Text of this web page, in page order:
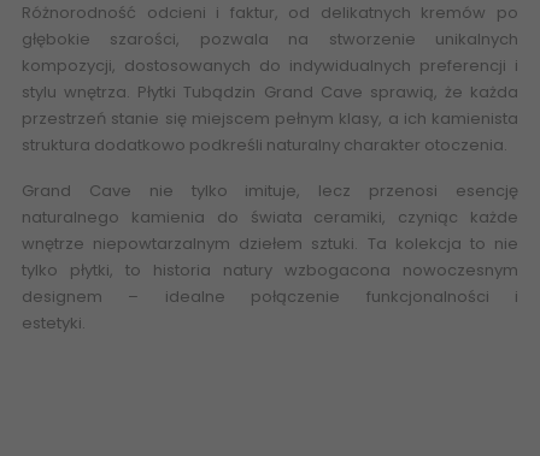
Różnorodność odcieni i faktur, od delikatnych kremów po
głębokie szarości, pozwala na stworzenie unikalnych
kompozycji, dostosowanych do indywidualnych preferencji i
stylu wnętrza. Płytki Tubądzin Grand Cave sprawią, że każda
przestrzeń stanie się miejscem pełnym klasy, a ich kamienista
struktura dodatkowo podkreśli naturalny charakter otoczenia.
Grand Cave nie tylko imituje, lecz przenosi esencję
naturalnego kamienia do świata ceramiki, czyniąc każde
wnętrze niepowtarzalnym dziełem sztuki. Ta kolekcja to nie
tylko płytki, to historia natury wzbogacona nowoczesnym
designem – idealne połączenie funkcjonalności i
estetyki.